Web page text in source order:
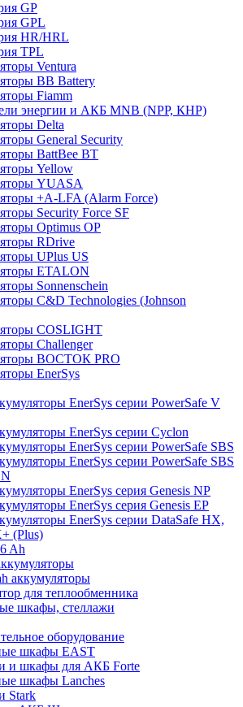
GP
GPL
HR/HRL
TPL
Ventura
BB Battery
Fiamm
энергии и АКБ MNB (NPP, КНР)
Delta
General Security
BattBee BT
Yellow
YUASA
+A-LFA (Alarm Force)
Security Force SF
Optimus OP
RDrive
UPlus US
ETALON
Sonnenschein
С&D Technologies (Johnson
COSLIGHT
Challenger
ВОСТОК PRO
EnerSys
EnerSys серии PowerSafe V
EnerSys серии Cyclon
EnerSys серии PowerSafe SBS
EnerSys серии PowerSafe SBS
EnerSys серия Genesis NP
EnerSys серия Genesis EP
EnerSys серии DataSafe HX,
(Plus)
Ah
аккумуляторы
для теплообменника
шкафы, стеллажи
оборудование
шкафы EAST
и шкафы для АКБ Forte
шкафы Lanches
Stark